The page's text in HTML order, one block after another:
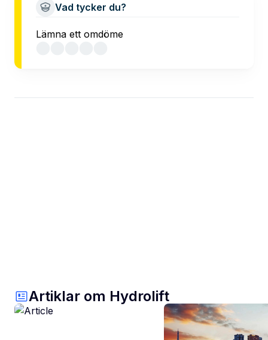
Vad tycker du?
Lämna ett omdöme
Artiklar om Hydrolift